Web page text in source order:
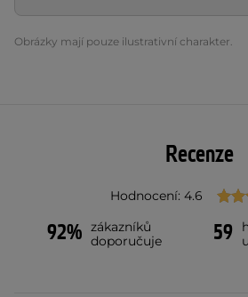
Obrázky mají pouze ilustrativní charakter.
Recenze
Hodnocení: 4.6
92% zákazníků
doporučuje
59